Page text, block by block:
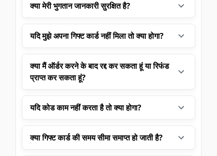
क्या मेरी भुगतान जानकारी सुरक्षित है?
यदि मुझे अपना गिफ्ट कार्ड नहीं मिला तो क्या होगा?
क्या मैं ऑर्डर करने के बाद रद्द कर सकता हूं या रिफंड
प्राप्त कर सकता हूं?
यदि कोड काम नहीं करता है तो क्या होगा?
क्या गिफ्ट कार्ड की समय सीमा समाप्त हो जाती है?